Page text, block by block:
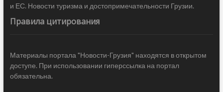
и ЕС. Новости туризма и достопримечательности Грузии.
Правила цитирования
Материалы портала "Новости-Грузия" находятся в открытом
доступе. При использовании гиперссылка на портал
обязательна.